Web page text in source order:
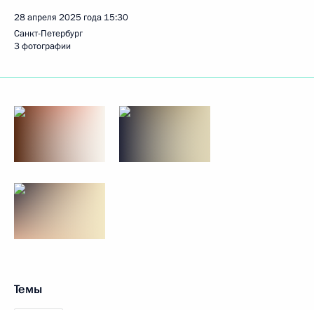
28 апреля 2025 года 15:30
Санкт-Петербург
3 фотографии
Темы